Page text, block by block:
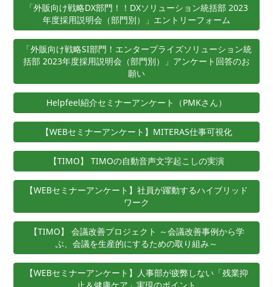
「外販向け戦略DX部門！！DXソリューション統括部 2023
年度採用説明会（部門別）」エントリーフォーム
「外販向け戦略SI部門！エンタープライズソリューション統
括部 2023年度採用説明会（部門別）」アンケート回答のお
願い
Helpfeel紹介セミナーアンケート（PMKさん）
【WEBセミナーアンケート】MITERAS仕事可視化
【TIMO】 TIMOの自動音声文字起こしの実演
【WEBセミナーアンケート】社員が躍動するハイブリッド
ワーク
【TIMO】 会議改善プロジェクト ～会議改善事例から学
ぶ、会議を生産的にするための取り組み～
【WEBセミナーアンケート】人事部が疲弊しない「残業抑